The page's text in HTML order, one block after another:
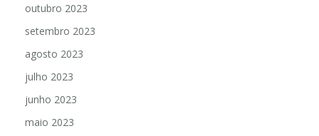
outubro 2023
setembro 2023
agosto 2023
julho 2023
junho 2023
maio 2023